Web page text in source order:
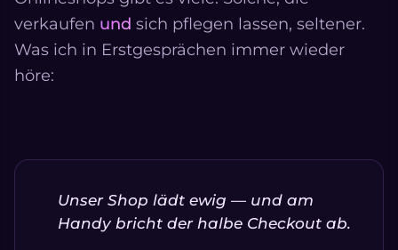
verkaufen und sich pflegen lassen, seltener.
Was ich in Erstgesprächen immer wieder
höre:
Unser Shop lädt ewig — und am
Handy bricht der halbe Checkout ab.